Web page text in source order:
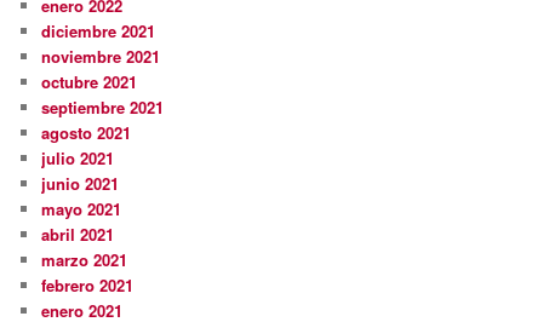
enero 2022
diciembre 2021
noviembre 2021
octubre 2021
septiembre 2021
agosto 2021
julio 2021
junio 2021
mayo 2021
abril 2021
marzo 2021
febrero 2021
enero 2021